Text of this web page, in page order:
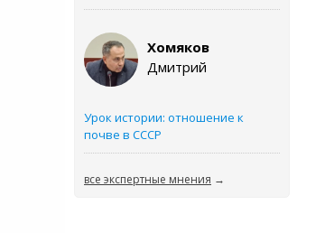
Хомяков
Дмитрий
Урок истории: отношение к
почве в СССР
все экспертные мнения →